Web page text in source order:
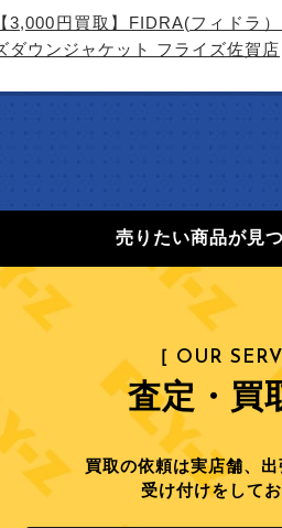
3,000円買取】FIDRA(フィドラ
ダウンジャケット フライズ佐賀店
売りたい商品が見
［ OUR
査定・買
買取の依頼は実店舗、
受け付けをしてお